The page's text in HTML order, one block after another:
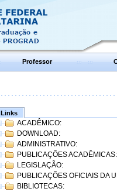
Professor
Links
ACADÊMICO:
DOWNLOAD:
ADMINISTRATIVO:
PUBLICAÇÕES ACADÊMICAS:
LEGISLAÇÃO:
PUBLICAÇÕES OFICIAIS DA
BIBLIOTECAS: